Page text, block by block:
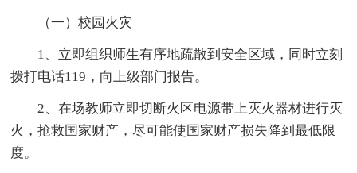
（一）校园火灾
1、立即组织师生有序地疏散到安全区域，同时立刻
拨打电话119，向上级部门报告。
2、在场教师立即切断火区电源带上灭火器材进行灭
火，抢救国家财产，尽可能使国家财产损失降到最低限
度。